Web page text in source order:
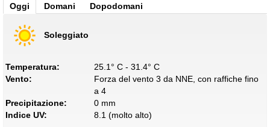
Oggi Domani Dopodomani
Soleggiato
Temperatura:
25.1° C - 31.4° C
Vento:
Forza del vento 3 da NNE, con raffiche fino
a 4
Precipitazione:
0 mm
Indice UV:
8.1 (molto alto)